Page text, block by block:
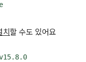
할 수도 있어요